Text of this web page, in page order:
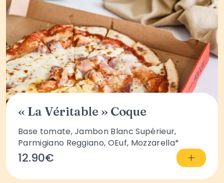
« La Véritable » Coque
Base tomate, Jambon Blanc Supérieur,
Parmigiano Reggiano, OEuf, Mozzarella*
12.90€ +